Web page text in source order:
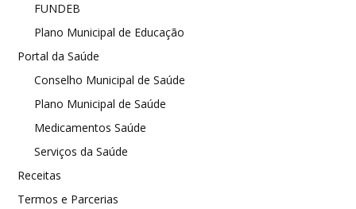
FUNDEB
Plano Municipal de Educação
Portal da Saúde
Conselho Municipal de Saúde
Plano Municipal de Saúde
Medicamentos Saúde
Serviços da Saúde
Receitas
Termos e Parcerias